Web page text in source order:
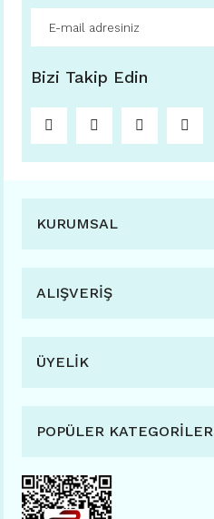
Bizi Takip Edin
KURUMSAL
ALIŞVERİŞ
ÜYELİK
POPÜLER KATEGORİLER